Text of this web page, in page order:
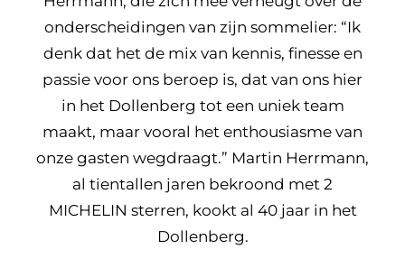
onderscheidingen van zijn sommelier: “Ik
denk dat het de mix van kennis, finesse en
passie voor ons beroep is, dat van ons hier
in het Dollenberg tot een uniek team
maakt, maar vooral het enthousiasme van
onze gasten wegdraagt.” Martin Herrmann,
al tientallen jaren bekroond met 2
MICHELIN sterren, kookt al 40 jaar in het
Dollenberg.